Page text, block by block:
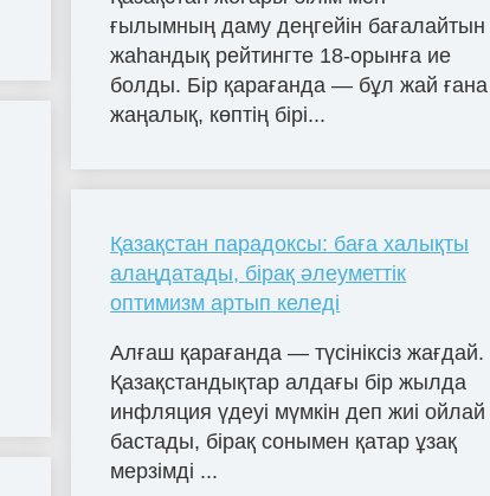
ғылымның даму деңгейін бағалайтын
жаһандық рейтингте 18-орынға ие
болды. Бір қарағанда — бұл жай ғана
жаңалық, көптің бірі...
Қазақстан парадоксы: баға халықты
алаңдатады, бірақ әлеуметтік
оптимизм артып келеді
Алғаш қарағанда — түсініксіз жағдай.
Қазақстандықтар алдағы бір жылда
инфляция үдеуі мүмкін деп жиі ойлай
бастады, бірақ сонымен қатар ұзақ
мерзімді ...